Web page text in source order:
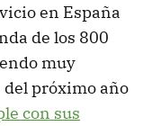
en España
de los 800
muy
próximo año
con sus